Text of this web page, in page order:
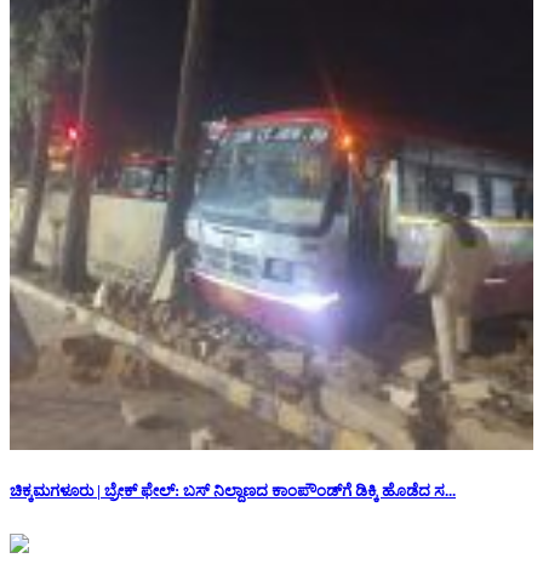
ಚಿಕ್ಕಮಗಳೂರು | ಬ್ರೇಕ್ ಫೇಲ್: ಬಸ್ ನಿಲ್ದಾಣದ ಕಾಂಪೌಂಡ್‌ಗೆ ಡಿಕ್ಕಿ ಹೊಡೆದ ಸ...